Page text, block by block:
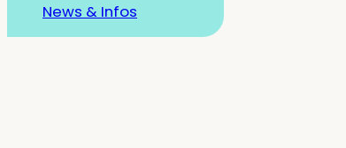
News & Infos